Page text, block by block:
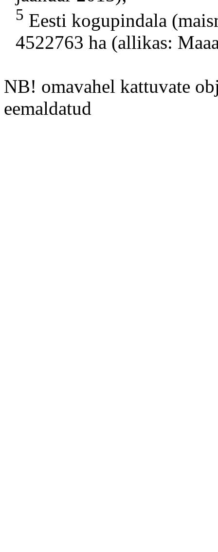
5 Eesti kogupindala
4522763 ha (allikas:
NB! omavahel kattuvate
eemaldatud